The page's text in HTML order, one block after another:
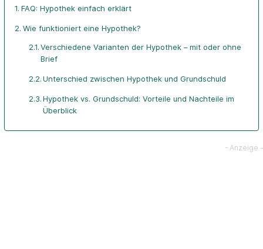
FAQ: Hypothek einfach erklärt
Wie funktioniert eine Hypothek?
Verschiedene Varianten der Hypothek – mit oder ohne
Brief
Unterschied zwischen Hypothek und Grundschuld
Hypothek vs. Grundschuld: Vorteile und Nachteile im
Überblick